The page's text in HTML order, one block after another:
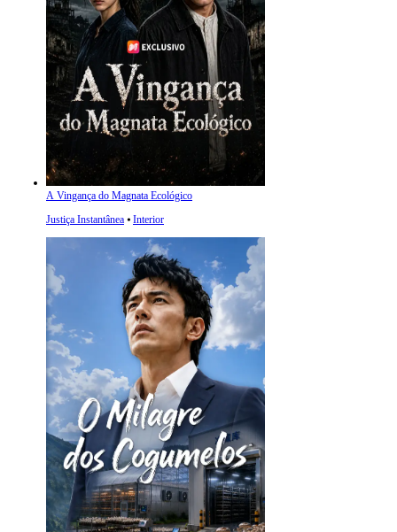
A Vingança do Magnata Ecológico
Justiça Instantânea ⦁ Interior